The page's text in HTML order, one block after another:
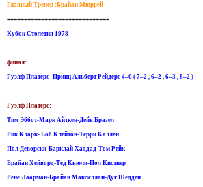
Главный Тренер :Брайан Мюррей
==============================
Кубок Столетия 1978
финал:
Гуэлф Платерс -Принц Альберт Рейдерс 4–0 ( 7–2 , 6–2 , 6–3 , 8–2 )
Гуэлф Платерс:
Тим Эббот-Марк Айткен-Дейв Бразел
Рик Кларк- Боб Клейтон-Терри Каллен
Пол Деворски-Барклай Хаддад-Том Рейк
Брайан Хейворд-Тед Кьюли-Пол Кистнер
Рене Лаарман-Брайан Маклеллан-Дуг Шедден